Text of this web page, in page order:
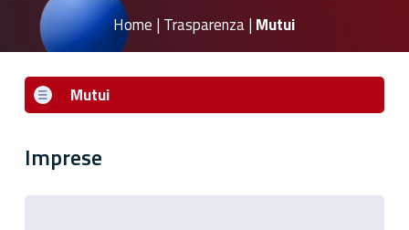
Home | Trasparenza| Mutui
Mutui
Imprese